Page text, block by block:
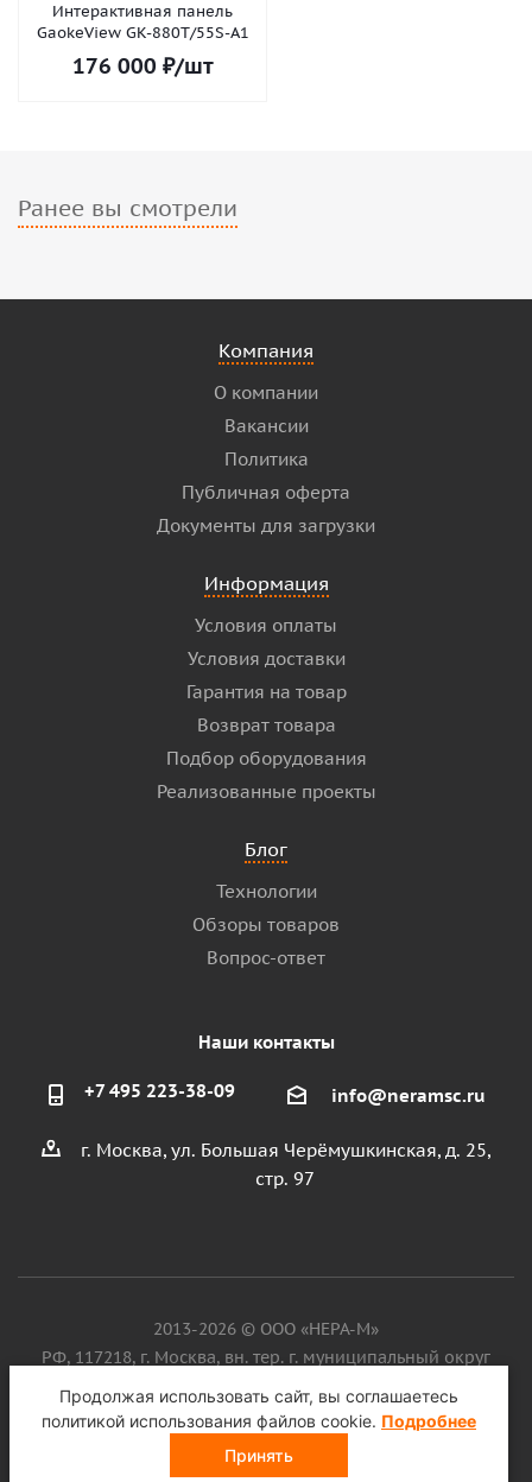
Интерактивная панель
GaokeView GK-880T/55S-A1
176 000 ₽/шт
Ранее вы смотрели
Компания
О компании
Вакансии
Политика
Публичная оферта
Документы для загрузки
Информация
Условия оплаты
Условия доставки
Гарантия на товар
Возврат товара
Подбор оборудования
Реализованные проекты
Блог
Технологии
Обзоры товаров
Вопрос-ответ
Наши контакты
+7 495 223-38-09 info@neramsc.ru
г. Москва, ул. Большая Черёмушкинская, д. 25,
стр. 97
2013-2026 © ООО «НЕРА-М»
РФ, 117218, г. Москва, вн. тер. г. муниципальный округ
Котловка, ул. Большая Черёмушкинская, д. 25, стр. 97, ИНН
9718086924, ОГРН 1187746099750
Продолжая использовать сайт, вы соглашаетесь
политикой использования файлов cookie. Подробнее
Принять